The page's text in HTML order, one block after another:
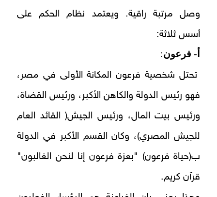
وصل مرتبة راقية. ويعتمد نظام الحكم على
أسس ثلاثة:
أ- فرعون:
تحتل شخصية فرعون المكانة الأولى في مصر،
فهو رئيس الدولة والكاهن الأكبر، ورئيس القضاة،
ورئيس بيت المال، ورئيس الجيش( القائد العام
للجيش المصري)، وكان القسم الأكبر في الدولة
ب(حياة فرعون) "بعزة فرعون إنا لنحن الغالبون"
قرآن كريم.